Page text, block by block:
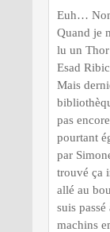
Euh…
Quand je
lu un
Esad
Mais
pas
pourtant
par
trouvé ça
allé au
suis
machins